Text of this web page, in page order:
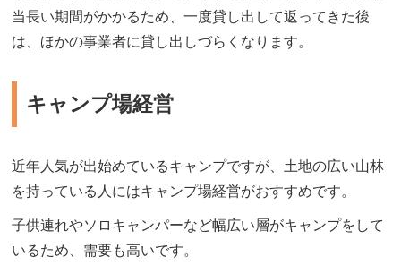
当長い期間がかかるため、一度貸し出して返ってきた後
は、ほかの事業者に貸し出しづらくなります。
キャンプ場経営
近年人気が出始めているキャンプですが、土地の広い山林
を持っている人にはキャンプ場経営がおすすめです。
子供連れやソロキャンパーなど幅広い層がキャンプをして
いるため、需要も高いです。